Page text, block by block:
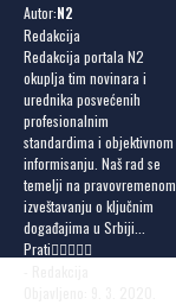
Autor:N2
Redakcija
Redakcija portala N2
okuplja tim novinara i
urednika posvećenih
profesionalnim
standardima i objektivnom
informisanju. Naš rad se
temelji na pravovremenom
izveštavanju o ključnim
događajima u Srbiji...
Prati